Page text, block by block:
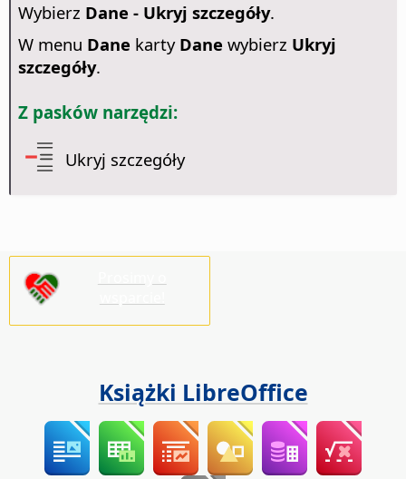
Wybierz Dane - Ukryj szczegóły.
W menu Dane karty Dane wybierz Ukryj
szczegóły.
Z pasków narzędzi:
Ukryj szczegóły
Książki LibreOffice